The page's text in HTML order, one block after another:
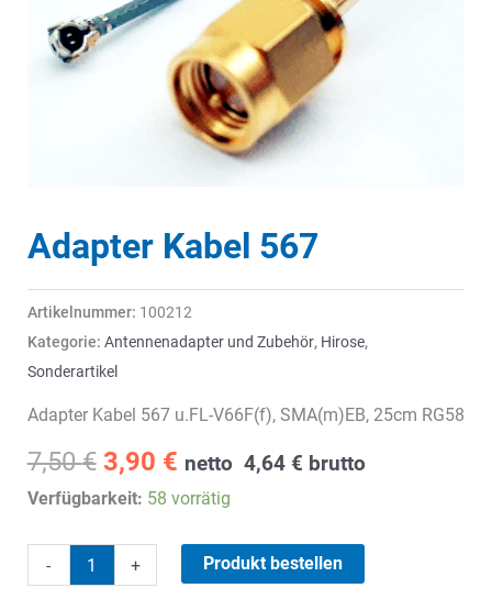
Adapter Kabel 567
Artikelnummer: 100212
Kategorie: Antennenadapter und Zubehör, Hirose,
Sonderartikel
Adapter Kabel 567 u.FL-V66F(f), SMA(m)EB, 25cm RG58
7,50€ Ursprünglicher
Preis
7,50 €
3,90 €Aktueller
Preis
3,90 €.
netto 4,64 € brutto
Verfügbarkeit: 58 vorrätig
-
Kabel
+ Produkt bestellen